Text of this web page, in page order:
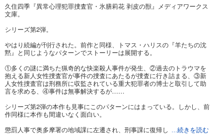
久住四季『異常心理犯罪捜査官・氷膳莉花 剥皮の獣』メディアワークス
文庫。
シリーズ第2弾。
やはり続編が刊行された。前作と同様、トマス・ハリスの『羊たちの沈
黙』と同じようなパターンでストーリーは展開する。
①多くの謎に満ちた猟奇的な快楽殺人事件が発生、②過去のトラウマを
抱える新人女性捜査官が事件の捜査にあたるが捜査に行き詰まる、③新
人女性捜査官は刑務所に収監されている重大犯罪者の博士と取引して助
言を求める、④事件は無事解決するが……
シリーズ第2弾の本作も見事にこのパターンにはまっている。しかし、前
作同様に本作も間違いなく面白い。
懲罰人事で奥多摩署の地域課に左遷され、刑事課に復帰し ...続きを読む